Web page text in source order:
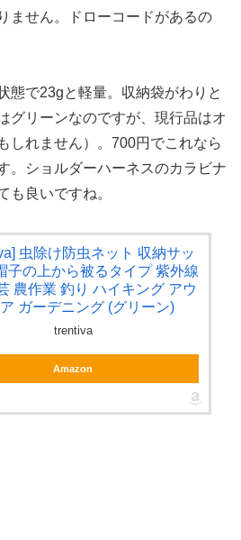
ません。ドローコードがあるの
態で23gと軽量。収納袋がわりと
グリーンなのですが、現行品はオ
しれません）。700円でこれなら
。ショルダーハーネスのカラビナ
も良いですね。
虫除け防虫ネット 収納サッ
子の上から被るタイプ 紫外線
農作業 釣り ハイキング アウ
ア ガーデニング (グリーン)
trentiva
Amazon